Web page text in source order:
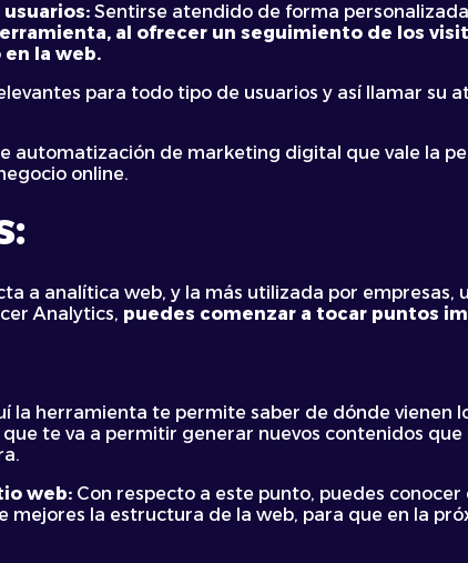
Sentirse atendido de forma
al ofrecer un seguimiento de los
la web.
para todo tipo de usuarios y así llamar su
automatización de marketing digital que vale la
online.
a analítica web, y la más utilizada por empresas,
Analytics, puedes comenzar a tocar puntos
la herramienta te permite saber de dónde vienen
te va a permitir generar nuevos contenidos que
web: Con respecto a este punto, puedes conocer
mejores la estructura de la web, para que en la